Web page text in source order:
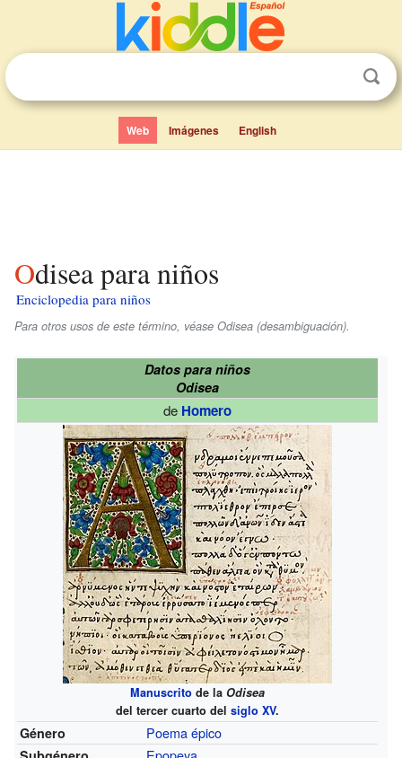
Web Imágenes English
Odisea para niños
Enciclopedia para niños
Para otros usos de este término, véase Odisea (desambiguación).
Datos para niños
Odisea
de Homero
Manuscrito de laOdisea
del tercer cuarto delsiglo XV.
Género Poema épico